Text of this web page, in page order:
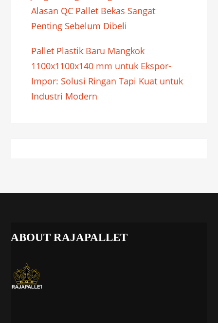
Alasan QC Pallet Bekas Sangat
Penting Sebelum Dibeli
Pallet Plastik Baru Mangkok
1100x1100x140 mm untuk Ekspor-
Impor: Solusi Ringan Tapi Kuat untuk
Industri Modern
ABOUT RAJAPALLET